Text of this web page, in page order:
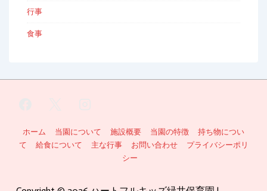
行事
食事
フ
ホーム 当園について 施設概要 当園の特徴
持ち物につい
て
給食について 主な行事 お問い合わせ
プライバシーポリ
シー